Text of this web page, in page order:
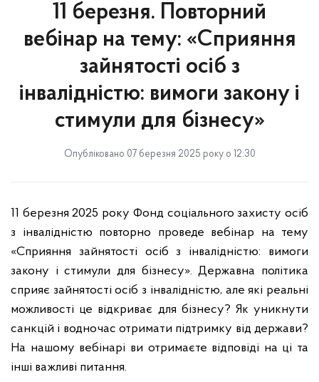
11 березня. Повторний
вебінар на тему: «Сприяння
зайнятості осіб з
інвалідністю: вимоги закону і
стимули для бізнесу»
Опубліковано 07 березня 2025 року о 12:30
11 березня 2025 року Фонд соціального захисту осіб
з інвалідністю повторно проведе вебінар на тему
«Сприяння зайнятості осіб з інвалідністю: вимоги
закону і стимули для бізнесу». Державна політика
сприяє зайнятості осіб з інвалідністю, але які реальні
можливості це відкриває для бізнесу? Як уникнути
санкцій і водночас отримати підтримку від держави?
На нашому вебінарі ви отримаєте відповіді на ці та
інші важливі питання.